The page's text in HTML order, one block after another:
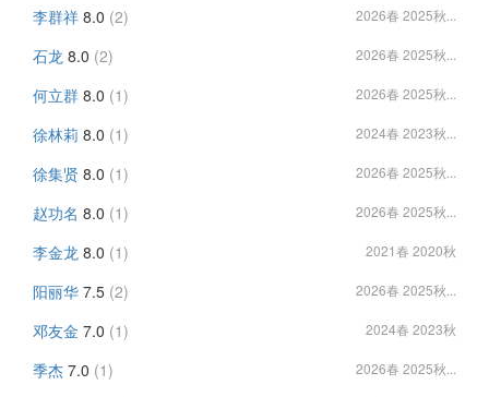
李群祥 8.0 (2) 2026春 2025秋...
石龙 8.0 (2) 2026春 2025秋...
何立群 8.0 (1) 2026春 2025秋...
徐林莉 8.0 (1) 2024春 2023秋...
徐集贤 8.0 (1) 2026春 2025秋...
赵功名 8.0 (1) 2026春 2025秋...
李金龙 8.0 (1) 2021春 2020秋
阳丽华 7.5 (2) 2026春 2025秋...
邓友金 7.0 (1) 2024春 2023秋
季杰 7.0 (1) 2026春 2025秋...